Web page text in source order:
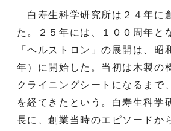
白寿生科学研究所は２４年に
た。２５年には、１００周年と
「ヘルストロン」の展開は、昭
年）に開始した。当初は木製の
クライニングシートになるまで
を経てきたという。白寿生科学
長に、創業当時のエピソードか